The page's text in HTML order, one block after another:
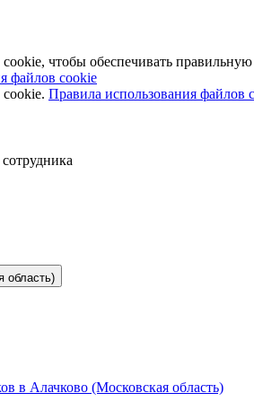
чтобы обеспечивать правильную
файлов cookie
Правила использования файлов
область)
в Алачково (Московская область)